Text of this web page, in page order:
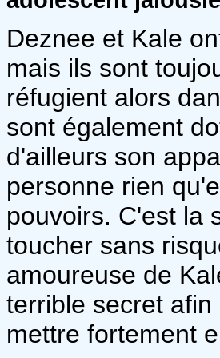
Deznee et Kale
mais ils sont
réfugient alors
sont également
d'ailleurs son
personne rien
pouvoirs. C'est la
toucher sans
amoureuse de
terrible secret
mettre fortement